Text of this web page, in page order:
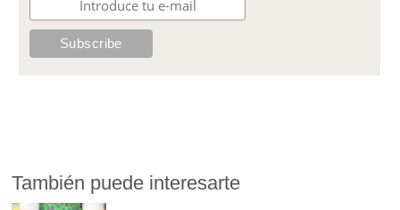
También puede interesarte